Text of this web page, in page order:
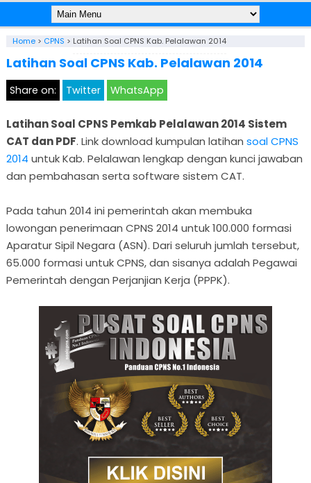
Home> CPNS > Latihan Soal CPNS Kab. Pelalawan 2014
Latihan Soal CPNS Kab. Pelalawan 2014
Share on: Twitter WhatsApp
Latihan Soal CPNS Pemkab Pelalawan 2014 Sistem
CAT dan PDF. Link download kumpulan latihan soal CPNS
2014 untuk Kab. Pelalawan lengkap dengan kunci jawaban
dan pembahasan serta software sistem CAT.
Pada tahun 2014 ini pemerintah akan membuka
lowongan penerimaan CPNS 2014 untuk 100.000 formasi
Aparatur Sipil Negara (ASN). Dari seluruh jumlah tersebut,
65.000 formasi untuk CPNS, dan sisanya adalah Pegawai
Pemerintah dengan Perjanjian Kerja (PPPK).